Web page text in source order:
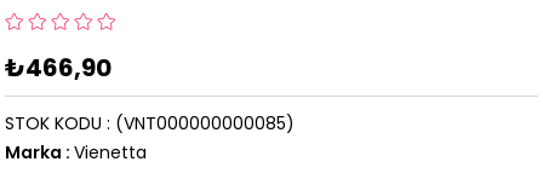
₺466,90
(VNT000000000085)
STOK KODU
Marka : Vienetta